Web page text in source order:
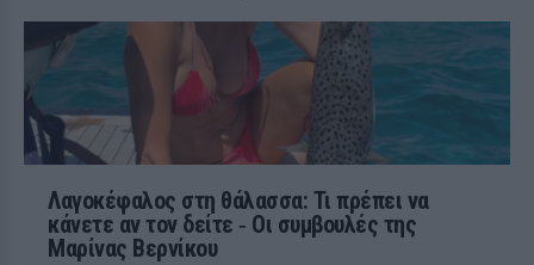
Λαγοκέφαλος στη θάλασσα: Τι πρέπει να
κάνετε αν τον δείτε ‑ Οι συμβουλές της
Μαρίνας Βερνίκου